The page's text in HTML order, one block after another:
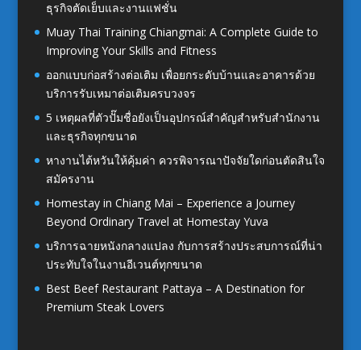
ธุรกิจตัดเย็บและงานแฟชั่น
Muay Thai Training Chiangmai: A Complete Guide to
Improving Your Skills and Fitness
ออกแบบก่อสร้างต่อเติม เพื่อยกระดับบ้านและอาคารด้วย
บริการรับเหมาต่อเติมครบวงจร
5 เหตุผลที่ตัวปั๊มชื่อยังเป็นอุปกรณ์สำคัญสำหรับสำนักงาน
และธุรกิจทุกขนาด
หางานไต้หวันให้คุ้มค่า ควรพิจารณาปัจจัยใดก่อนตัดสินใจ
สมัครงาน
Homestay in Chiang Mai – Experience a Journey
Beyond Ordinary Travel at Homestay Yuva
บริการฉายหนังกลางแปลง กับการสร้างประสบการณ์ที่น่า
ประทับใจในงานอีเวนต์ทุกขนาด
Best Beef Restaurant Pattaya – A Destination for
Premium Steak Lovers